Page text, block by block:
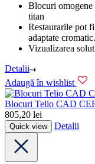
Blocuri omogene
titan
Restaurarile pot
adaptate cromatic.
Vizualizarea
Detalii
Adaugă în wishlist
Blocuri Telio CAD
805,20 lei
Quick view Detalii